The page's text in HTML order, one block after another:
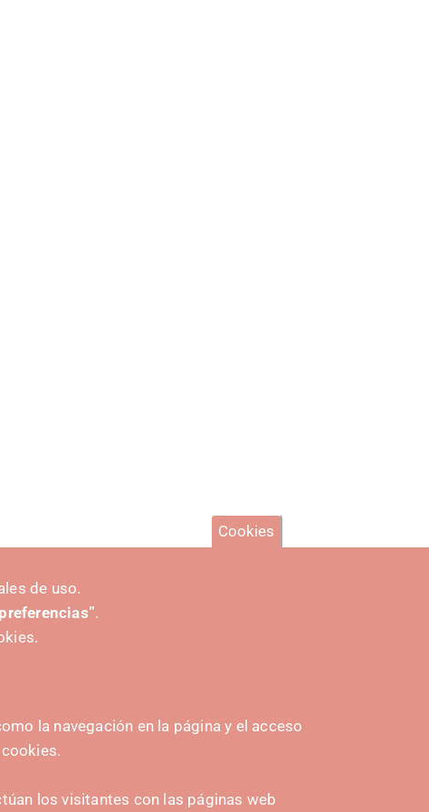
INITIATIVES
Cookies
de uso.
.
la navegación en la página y el acceso
los visitantes con las páginas web